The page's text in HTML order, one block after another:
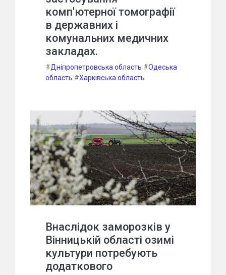
комп'ютерної томографії
в державних і
комунальних медичних
закладах.
#Дніпропетровська область #Одеська
область #Харківська область
Внаслідок заморозків у
Вінницькій області озимі
культури потребують
додаткового